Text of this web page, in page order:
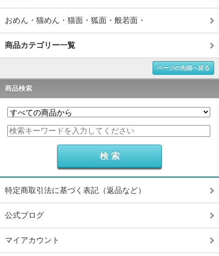
おめん・猫めん・猫面・狐面・般若面・
商品カテゴリー一覧
ページの先頭へ戻る
商品検索
特定商取引法に基づく表記（返品など）
公式ブログ
マイアカウント